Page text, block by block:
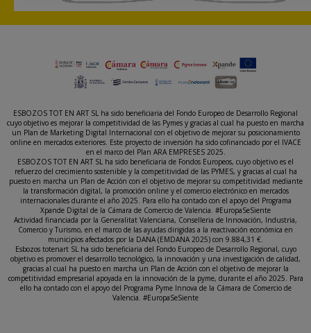
ESBOZOS TOT EN ART SL ha sido beneficiaria del Fondo Europeo de Desarrollo Regional
cuyo objetivo es mejorar la competitividad de las Pymes y gracias al cual ha puesto en marcha
un Plan de Marketing Digital Internacional con el objetivo de mejorar su posicionamiento
online en mercados exteriores. Este proyecto de inversión ha sido cofinanciado por el IVACE
en el marco del Plan ARA EMPRESES 2025.
ESBOZOS TOT EN ART SL ha sido beneficiaria de Fondos Europeos, cuyo objetivo es el
refuerzo del crecimiento sostenible y la competitividad de las PYMES, y gracias al cual ha
puesto en marcha un Plan de Acción con el objetivo de mejorar su competitividad mediante
la transformación digital, la promoción online y el comercio electrónico en mercados
internacionales durante el año 2025. Para ello ha contado con el apoyo del Programa
Xpande Digital de la Cámara de Comercio de Valencia. #EuropaSeSiente
Actividad financiada por la Generalitat Valenciana, Conselleria de Innovación, Industria,
Comercio y Turismo, en el marco de las ayudas dirigidas a la reactivación económica en
municipios afectados por la DANA (EMDANA 2025) con 9.884,31 €.
Esbozos totenart SL ha sido beneficiaria del Fondo Europeo de Desarrollo Regional, cuyo
objetivo es promover el desarrollo tecnológico, la innovación y una investigación de calidad,
gracias al cual ha puesto en marcha un Plan de Acción con el objetivo de mejorar la
competitividad empresarial apoyada en la innovación de la pyme, durante el año 2025. Para
ello ha contado con el apoyo del Programa Pyme Innova de la Cámara de Comercio de
Valencia. #EuropaSeSiente